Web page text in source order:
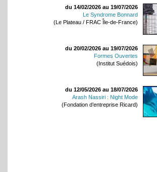
du 14/02/2026 au 19/07/2026
Le Syndrome Bonnard
(Le Plateau / FRAC Île-de-France)
du 20/02/2026 au 19/07/2026
Formes Ouvertes
(Institut Suédois)
du 12/05/2026 au 18/07/2026
Arash Nassiri : Night Mode
(Fondation d’entreprise Ricard)